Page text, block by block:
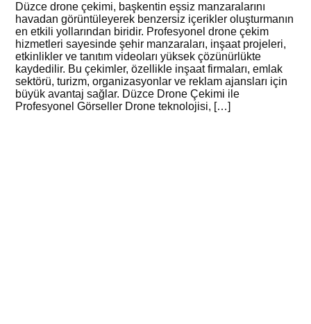
Düzce drone çekimi, başkentin eşsiz manzaralarını
havadan görüntüleyerek benzersiz içerikler oluşturmanın
en etkili yollarından biridir. Profesyonel drone çekim
hizmetleri sayesinde şehir manzaraları, inşaat projeleri,
etkinlikler ve tanıtım videoları yüksek çözünürlükte
kaydedilir. Bu çekimler, özellikle inşaat firmaları, emlak
sektörü, turizm, organizasyonlar ve reklam ajansları için
büyük avantaj sağlar. Düzce Drone Çekimi ile
Profesyonel Görseller Drone teknolojisi, […]